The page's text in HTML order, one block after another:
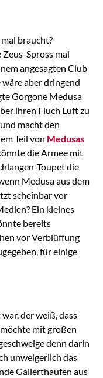
braucht?
Spross mal
angesagten Club
aber dringend
Gorgone Medusa
ihren Fluch Luft zu
macht den
Teil von Medusas
die Armee mit
Toupet die
Medusa aus dem
scheinbar vor
Ein kleines
bereits
vor Verblüffung
für einige
der weiß, dass
mit großen
denn darin
unweigerlich das
Gallerthaufen aus